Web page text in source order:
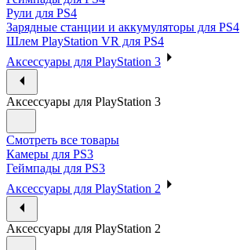
Рули для PS4
Зарядные станции и аккумуляторы для PS4
Шлем PlayStation VR для PS4
Аксессуары для PlayStation 3
Аксессуары для PlayStation 3
Смотреть все товары
Камеры для PS3
Геймпады для PS3
Аксессуары для PlayStation 2
Аксессуары для PlayStation 2